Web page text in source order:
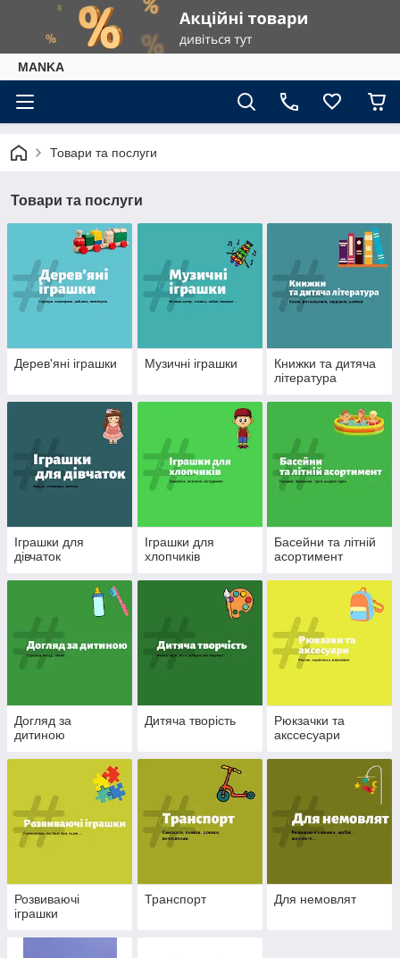
МАNKА
Товари та послуги
Товари та послуги
Дерев'яні іграшки Музичні іграшки
Книжки та дитяча
література
Іграшки для
дівчаток
Іграшки для
хлопчиків
Басейни та літній
асортимент
Догляд за
дитиною
Дитяча творість
Рюкзачки та
акссесуари
Розвиваючі
іграшки
Транспорт Для немовлят